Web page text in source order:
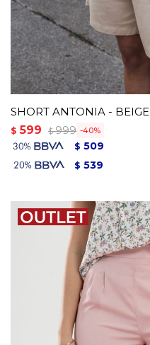
SHORT ANTONIA - BEIGE
$ 599 $ 999 40
$ 509
$ 539